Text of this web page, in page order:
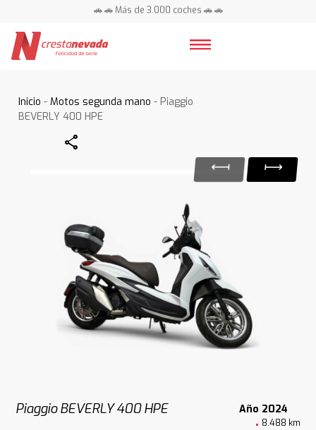
🚗 🚗 Más de 3.000 coches 🚗 🚗
Inicio -Motos segunda mano - Piaggio
BEVERLY 400 HPE
Share
Piaggio BEVERLY 400 HPE Año 2024
8.488 km